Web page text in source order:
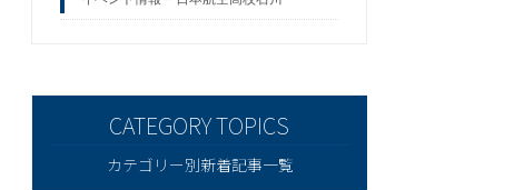
カテゴリー別新着記事一覧